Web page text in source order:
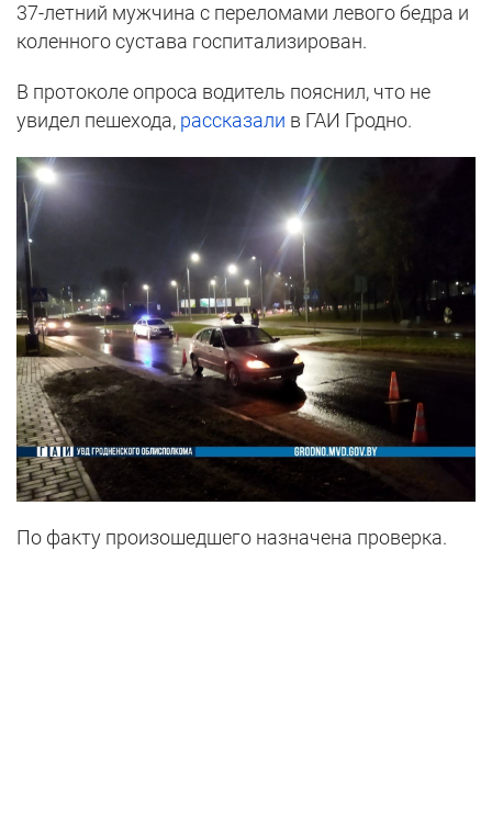
37-летний мужчина с переломами левого бедра и
коленного сустава госпитализирован.
В протоколе опроса водитель пояснил, что не
увидел пешехода, рассказали в ГАИ Гродно.
По факту произошедшего назначена проверка.